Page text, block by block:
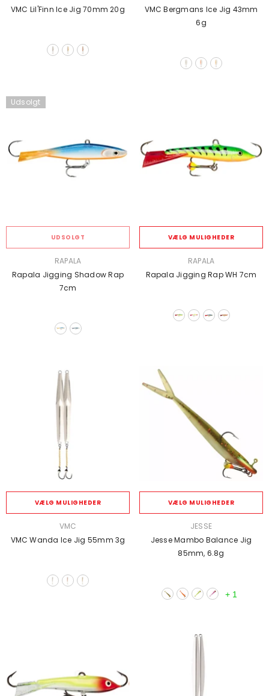
VMC Lil'Finn Ice Jig 70mm 20g
VMC Bergmans Ice Jig 43mm
6g
Udsolgt
UDSOLGT
RAPALA
Rapala Jigging Shadow Rap
7cm
VÆLG MULIGHEDER
RAPALA
Rapala Jigging Rap WH 7cm
VÆLG MULIGHEDER
VMC
VMC Wanda Ice Jig 55mm 3g
VÆLG MULIGHEDER
JESSE
Jesse Mambo Balance Jig
85mm, 6.8g
+ 1